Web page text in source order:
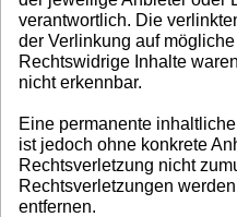
verantwortlich. Die
der Verlinkung auf
Rechtswidrige Inhalte
nicht erkennbar.
Eine permanente
ist jedoch ohne konkrete
Rechtsverletzung nicht
Rechtsverletzungen
entfernen.